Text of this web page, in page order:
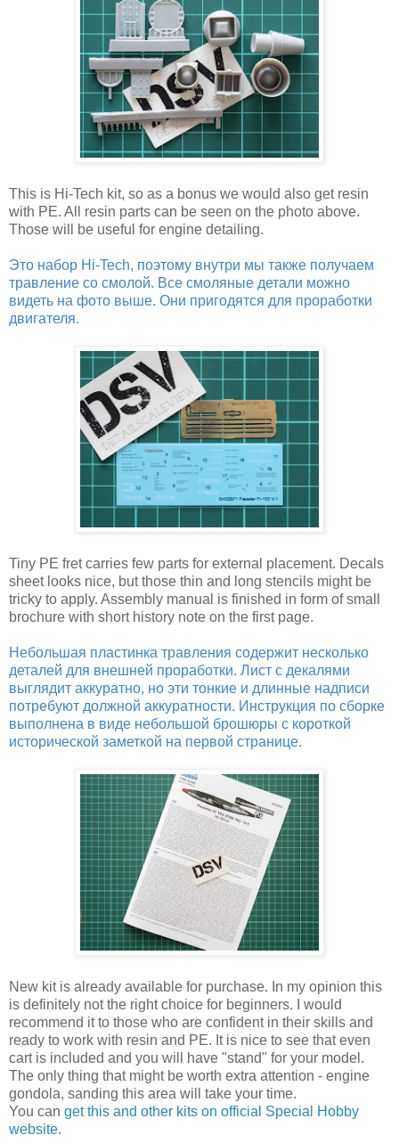
This is Hi-Tech kit, so as a bonus we would also get resin
with PE. All resin parts can be seen on the photo above.
Those will be useful for engine detailing.
Это набор Hi-Tech, поэтому внутри мы также получаем
травление со смолой. Все смоляные детали можно
видеть на фото выше. Они пригодятся для проработки
двигателя.
Tiny PE fret carries few parts for external placement. Decals
sheet looks nice, but those thin and long stencils might be
tricky to apply. Assembly manual is finished in form of small
brochure with short history note on the first page.
Небольшая пластинка травления содержит несколько
деталей для внешней проработки. Лист с декалями
выглядит аккуратно, но эти тонкие и длинные надписи
потребуют должной аккуратности. Инструкция по сборке
выполнена в виде небольшой брошюры с короткой
исторической заметкой на первой странице.
New kit is already available for purchase. In my opinion this
is definitely not the right choice for beginners. I would
recommend it to those who are confident in their skills and
ready to work with resin and PE. It is nice to see that even
cart is included and you will have "stand" for your model.
The only thing that might be worth extra attention - engine
gondola, sanding this area will take your time.
You can get this and other kits on official Special Hobby
website.